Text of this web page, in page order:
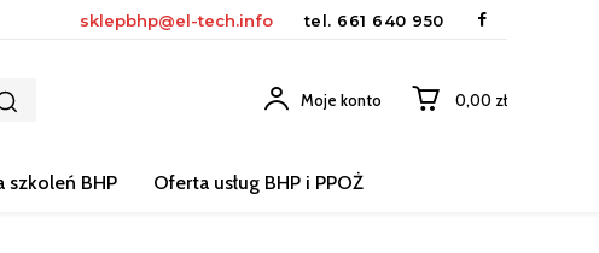
sklepbhp@el-tech.info tel. 661 640 950
Moje konto 0,00 zł
szkoleń BHP Oferta usług BHP i PPOŻ